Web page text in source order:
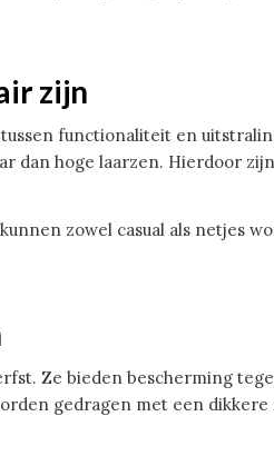
zijn
functionaliteit en
dan hoge laarzen. Hierdoor
zowel casual als netjes
Ze bieden bescherming
gedragen met een dikkere